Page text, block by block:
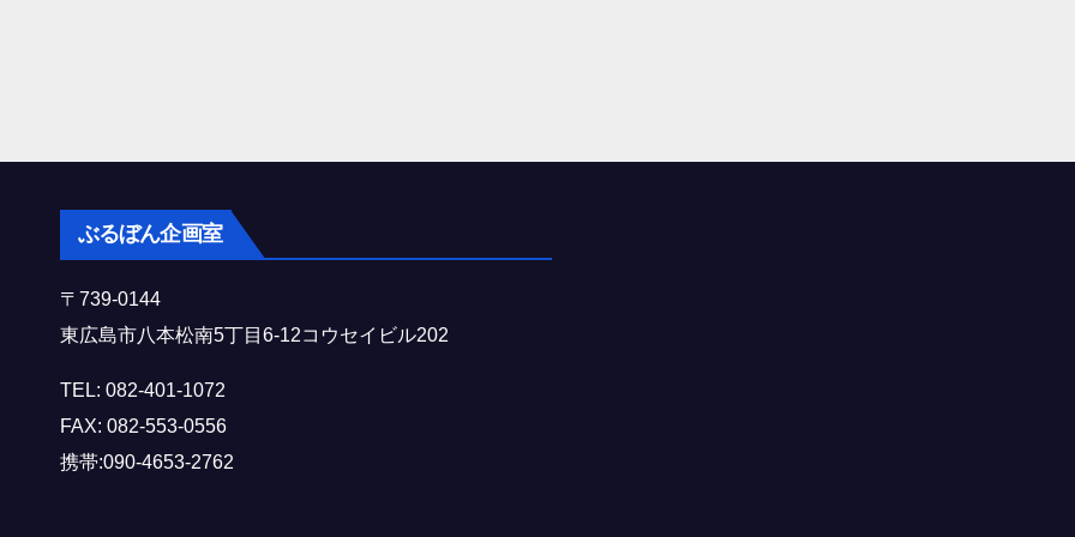
ぶるぼん企画室
〒739-0144
東広島市八本松南5丁目6-12コウセイビル202
TEL: 082-401-1072
FAX: 082-553-0556
携帯:090-4653-2762